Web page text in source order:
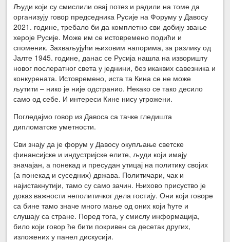
Људи који су смислили овај потез и радили на томе да
организују говор председника Русије на Форуму у Давосу
2021. године, требало би да комплетно сви добију звање
хероје Русије. Може им се истовремено подићи и
споменик. Захваљујући њиховим напорима, за разлику од
Јалте 1945. године, данас се Русија нашла на изворишту
новог послератног света у једнини, без икаквих савезника и
конкурената. Истовремено, иста та Кина се не може
љутити – нико је није одстранио. Некако се тако десило
само од себе. И интереси Кине нису угрожени.
Погледајмо говор из Давоса са тачке гледишта
дипломатске уметности.
Сви знају да је форум у Давосу окупљање светске
финансијске и индустријске елите, људи који имају
значајан, а понекад и пресудан утицај на политику својих
(а понекад и суседних) држава. Политичари, чак и
најистакнутији, тамо су само зачин. Њихово присуство је
доказ важности неполитичког дела гостију. Они који говоре
са бине тамо значе много мање од оних који ћуте и
слушају са стране. Поред тога, у смислу информација,
било који говор ће бити покривен са десетак других,
изложених у панел дискусији.